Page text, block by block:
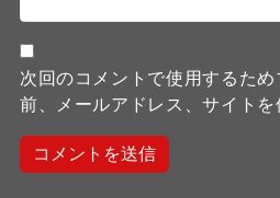
次回のコメントで使用するた
前、メールアドレス、サイトを